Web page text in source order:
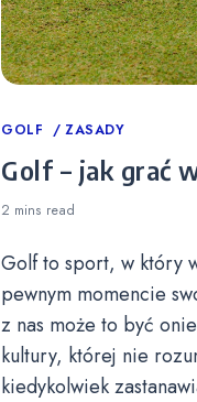
Categories
GOLF ZASADY
Golf – jak grać
2 mins read
Golf to sport, w który
pewnym momencie
z nas może to być
kultury, której nie
kiedykolwiek